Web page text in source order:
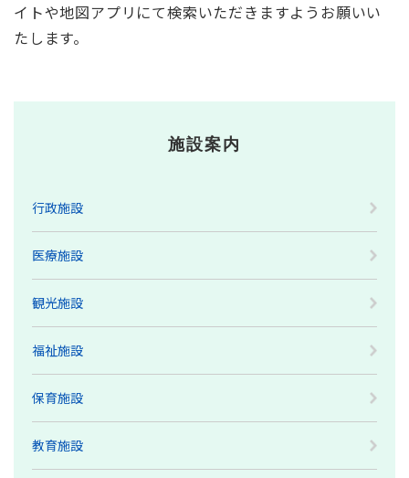
イトや地図アプリにて検索いただきますようお願いい
たします。
施設案内
行政施設
医療施設
観光施設
福祉施設
保育施設
教育施設